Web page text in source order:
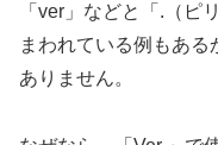
「ver」などと「.（ピ
まわれている例もあ
ありません。